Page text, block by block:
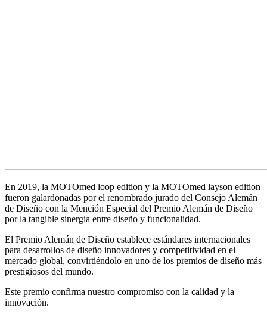
En 2019, la MOTOmed loop edition y la MOTOmed layson edition
fueron galardonadas por el renombrado jurado del Consejo Alemán
de Diseño con la Mención Especial del Premio Alemán de Diseño
por la tangible sinergia entre diseño y funcionalidad.
El Premio Alemán de Diseño establece estándares internacionales
para desarrollos de diseño innovadores y competitividad en el
mercado global, convirtiéndolo en uno de los premios de diseño más
prestigiosos del mundo.
Este premio confirma nuestro compromiso con la calidad y la
innovación.